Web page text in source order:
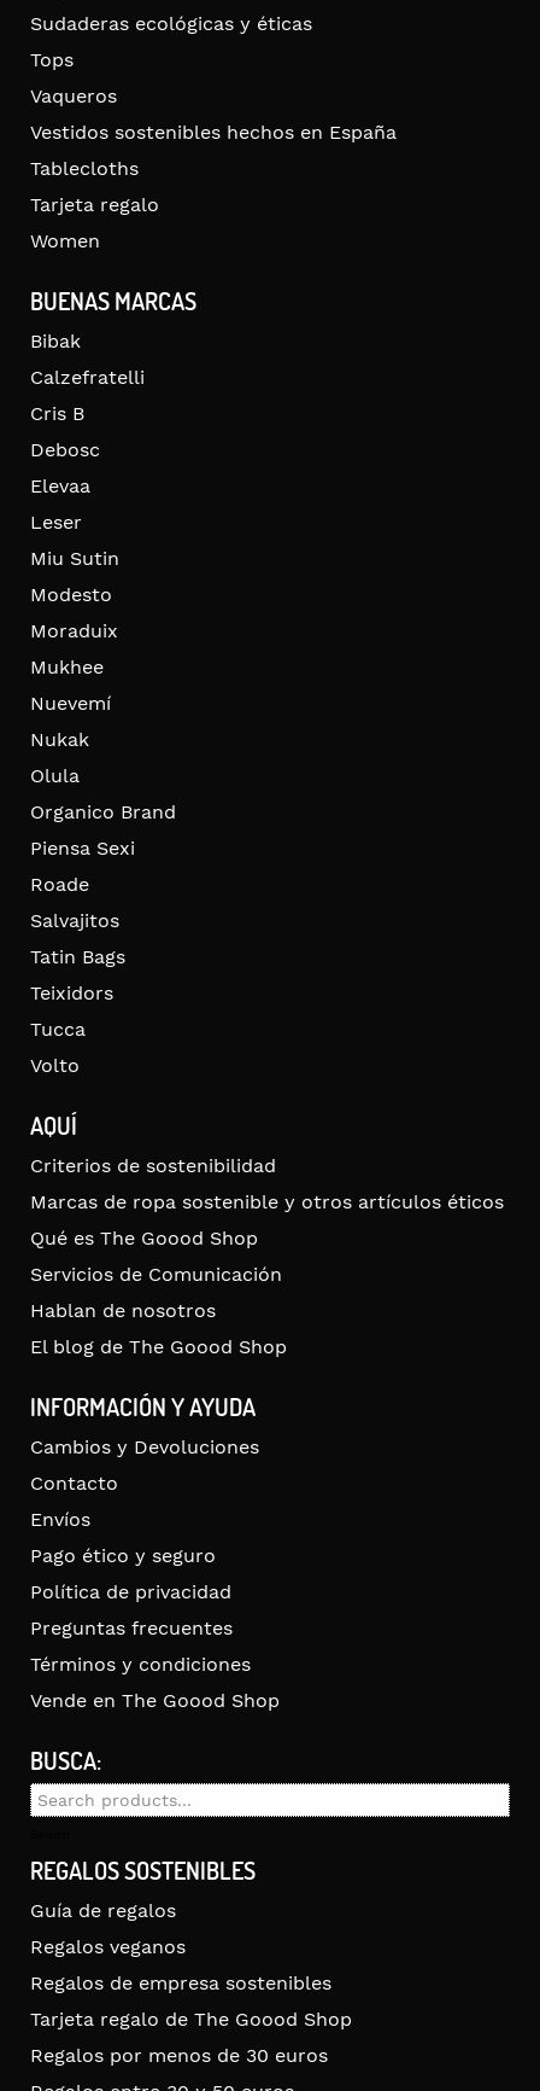
Sudaderas ecológicas y éticas
Tops
Vaqueros
Vestidos sostenibles hechos en España
Tablecloths
Tarjeta regalo
Women
BUENAS MARCAS
Bibak
Calzefratelli
Cris B
Debosc
Elevaa
Leser
Miu Sutin
Modesto
Moraduix
Mukhee
Nuevemí
Nukak
Olula
Organico Brand
Piensa Sexi
Roade
Salvajitos
Tatin Bags
Teixidors
Tucca
Volto
AQUÍ
Criterios de sostenibilidad
Marcas de ropa sostenible y otros artículos éticos
Qué es The Goood Shop
Servicios de Comunicación
Hablan de nosotros
El blog de The Goood Shop
INFORMACIÓN Y AYUDA
Cambios y Devoluciones
Contacto
Envíos
Pago ético y seguro
Política de privacidad
Preguntas frecuentes
Términos y condiciones
Vende en The Goood Shop
BUSCA:
Search
REGALOS SOSTENIBLES
Guía de regalos
Regalos veganos
Regalos de empresa sostenibles
Tarjeta regalo de The Goood Shop
Regalos por menos de 30 euros